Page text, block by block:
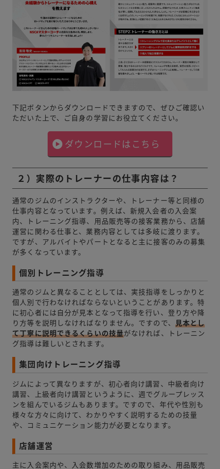
下記ボタンからダウンロードできますので、ぜひご確認い
ただいた上で、ご自身の学習にお役立てください。
ダウンロードはこちら
２）実際のトレーナーの仕事内容は？
通常のジムのインストラクターや、トレーナー等と同様の
仕事内容となっています。例えば、新規入会者の入会案
内、トレーニング指導、用品販売等の接客業務から、店舗
運営に関わる仕事と、業務内容としては多岐に渡ります。
ですが、アルバイトやパートとなると主に接客のみの募集
が多くなっています。
個別トレーニング指導
通常のジムと異なることとしては、実技指導をしっかりと
個人別で行わなければならないということがあります。特
に初心者には自分が見本となって指導を行い、登り方や降
り方等を説明しなければなりません。ですので、 見本とし
て丁寧に説明できるくらいの技量がなければ、トレーニン
グ指導は難しいとされます。
集団向けトレーニング指導
ジムによって異なりますが、初心者向け講習、中級者向け
講習、上級者向け講習というように、週でグループレッス
ンを組んでいるジムもあります。ですので、年代や性別も
様々な方々に向けて、わかりやすく説明するための技量
や、コミュニケーション能力が必要となります。
店舗運営
主に入会案内や、入会数増加のための取り組み、用品販売